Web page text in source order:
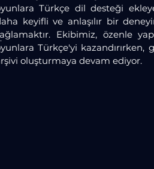
Türkçe dil desteği
keyifli ve anlaşılır bir
Ekibimiz, özenle
Türkçe'yi kazandırırken,
oluşturmaya devam ediyor.​